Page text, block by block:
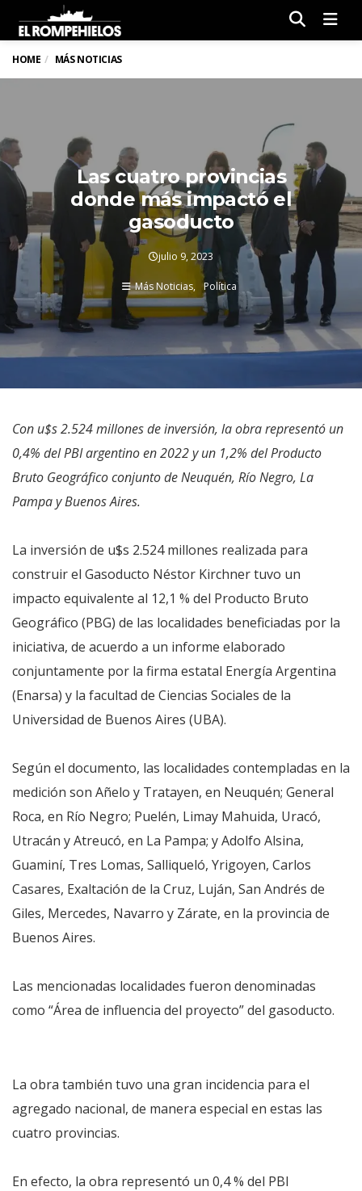
HOME MÁS NOTICIAS
Las cuatro provincias
donde más impactó el
gasoducto
julio 9, 2023
Más Noticias Política
Con u$s 2.524 millones de inversión, la obra representó un
0,4% del PBI argentino en 2022 y un 1,2% del Producto
Bruto Geográfico conjunto de Neuquén, Río Negro, La
Pampa y Buenos Aires.
La inversión de u$s 2.524 millones realizada para
construir el Gasoducto Néstor Kirchner tuvo un
impacto equivalente al 12,1 % del Producto Bruto
Geográfico (PBG) de las localidades beneficiadas por la
iniciativa, de acuerdo a un informe elaborado
conjuntamente por la firma estatal Energía Argentina
(Enarsa) y la facultad de Ciencias Sociales de la
Universidad de Buenos Aires (UBA).
Según el documento, las localidades contempladas en la
medición son Añelo y Tratayen, en Neuquén; General
Roca, en Río Negro; Puelén, Limay Mahuida, Uracó,
Utracán y Atreucó, en La Pampa; y Adolfo Alsina,
Guaminí, Tres Lomas, Salliqueló, Yrigoyen, Carlos
Casares, Exaltación de la Cruz, Luján, San Andrés de
Giles, Mercedes, Navarro y Zárate, en la provincia de
Buenos Aires.
Las mencionadas localidades fueron denominadas
como “Área de influencia del proyecto” del gasoducto.
La obra también tuvo una gran incidencia para el
agregado nacional, de manera especial en estas las
cuatro provincias.
En efecto, la obra representó un 0,4 % del PBI